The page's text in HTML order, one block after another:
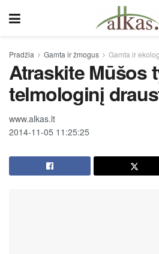
Pradžia Gamta ir žmogus Gamta ir
Atraskite Mūšos
telmologinį
www.alkas.lt
2014-11-05 11:25:25